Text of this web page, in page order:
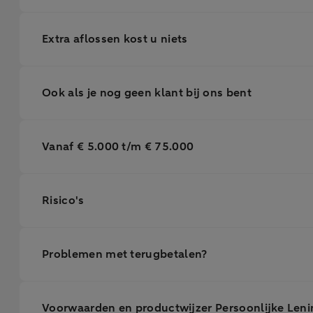
Extra aflossen kost u niets
Ook als je nog geen klant bij ons bent
Vanaf € 5.000 t/m € 75.000
Risico's
Problemen met terugbetalen?
Voorwaarden en productwijzer Persoonlijke